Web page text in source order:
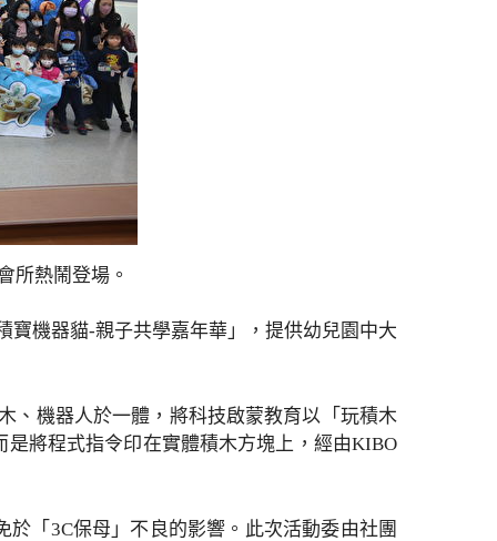
所熱鬧登場。
機器貓-親子共學嘉年華」，提供幼兒園中大
、機器人於一體，將科技啟蒙教育以「玩積木
將程式指令印在實體積木方塊上，經由KIBO
「3C保母」不良的影響。此次活動委由社團